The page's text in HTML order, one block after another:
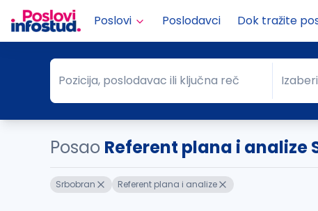
Poslovi Poslodavci Dok tražite
Pozicija, poslodavac ili ključna reč
Pozicija, poslodavac ili ključna reč Grad
Posao Referent plana i analize
Srbobran Referent plana i analize